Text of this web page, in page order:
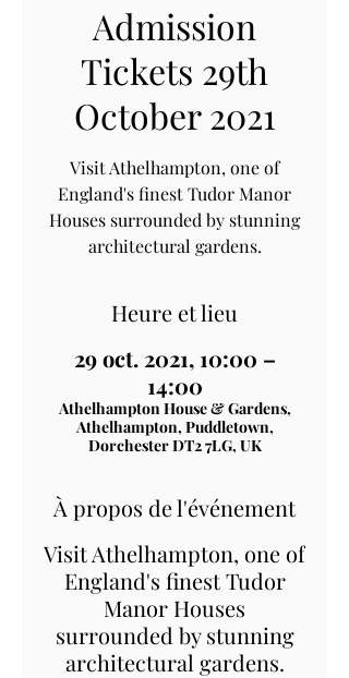
Admission
Tickets 29th
October 2021
Visit Athelhampton, one of
England's finest Tudor Manor
Houses surrounded by stunning
architectural gardens.
Heure et lieu
29 oct. 2021, 10:00 –
14:00
Athelhampton House & Gardens,
Athelhampton, Puddletown,
Dorchester DT2 7LG, UK
À propos de l'événement
Visit Athelhampton, one of
England's finest Tudor
Manor Houses
surrounded by stunning
architectural gardens.